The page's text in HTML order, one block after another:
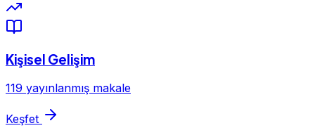
Kişisel Gelişim
119 yayınlanmış makale
Keşfet